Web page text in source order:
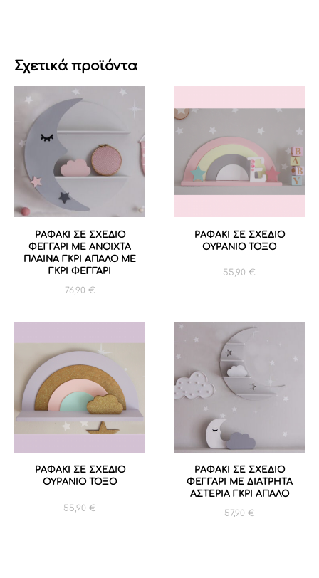
Σχετικά προϊόντα
ΡΑΦΑΚΙ ΣΕ ΣΧΕΔΙΟ
ΦΕΓΓΑΡΙ ΜΕ ΑΝΟΙΧΤΑ
ΠΛΑΙΝΑ ΓΚΡΙ ΑΠΑΛΟ ΜΕ
ΓΚΡΙ ΦΕΓΓΑΡΙ
76,90 €
ΡΑΦΑΚΙ ΣΕ ΣΧΕΔΙΟ
ΟΥΡΑΝΙΟ ΤΟΞΟ
55,90 €
ΡΑΦΑΚΙ ΣΕ ΣΧΕΔΙΟ
ΟΥΡΑΝΙΟ ΤΟΞΟ
55,90 €
ΡΑΦΑΚΙ ΣΕ ΣΧΕΔΙΟ
ΦΕΓΓΑΡΙ ΜΕ ΔΙΑΤΡΗΤΑ
ΑΣΤΕΡΙΑ ΓΚΡΙ ΑΠΑΛΟ
57,90 €